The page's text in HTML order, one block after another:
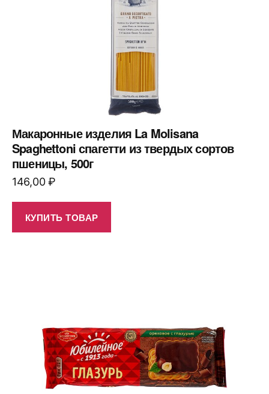
Макаронные изделия La Molisana
Spaghettoni спагетти из твердых сортов
пшеницы, 500г
146,00₽
КУПИТЬ ТОВАР